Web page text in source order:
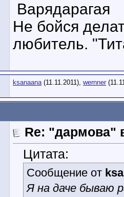
Варядарагая
Не бойся
любитель.
ksanaana(11.11.2011), wernner
Re: "дармова"
Цитата:
Сообщение от
Я на даче бываю